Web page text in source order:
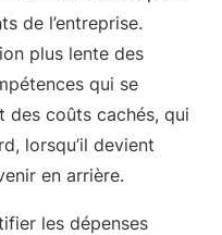
de l’entreprise.
plus lente des
qui se
des coûts cachés, qui
lorsqu’il devient
en arrière.
les dépenses